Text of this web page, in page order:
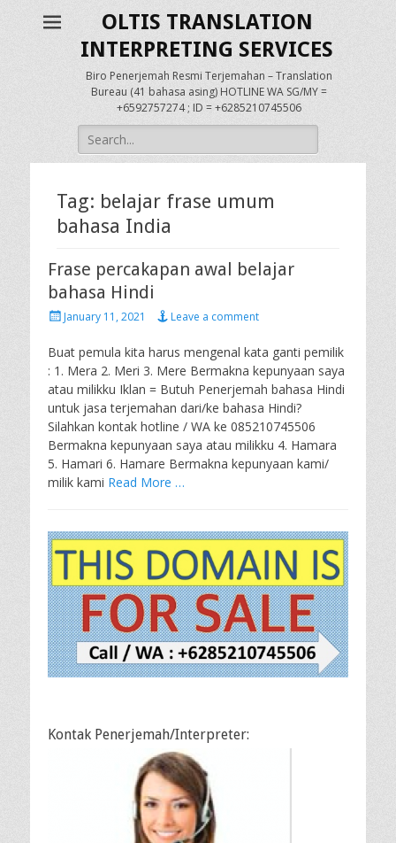
OLTIS TRANSLATION
INTERPRETING SERVICES
Biro Penerjemah Resmi Terjemahan – Translation
Bureau (41 bahasa asing) HOTLINE WA SG/MY =
+6592757274 ; ID = +6285210745506
Search
for:
Tag: belajar frase umum
bahasa India
Frase percakapan awal belajar
bahasa Hindi
PostedJanuary 11, 2021 Leave a comment
Buat pemula kita harus mengenal kata ganti pemilik
: 1. Mera 2. Meri 3. Mere Bermakna kepunyaan saya
atau milikku Iklan = Butuh Penerjemah bahasa Hindi
untuk jasa terjemahan dari/ke bahasa Hindi?
Silahkan kontak hotline / WA ke 085210745506
Bermakna kepunyaan saya atau milikku 4. Hamara
5. Hamari 6. Hamare Bermakna kepunyaan kami/
milik kami Read More …
Kontak Penerjemah/Interpreter: